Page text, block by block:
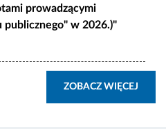
prowadzącymi
publicznego" w 2026.)"
ZOBACZ WIĘCEJ